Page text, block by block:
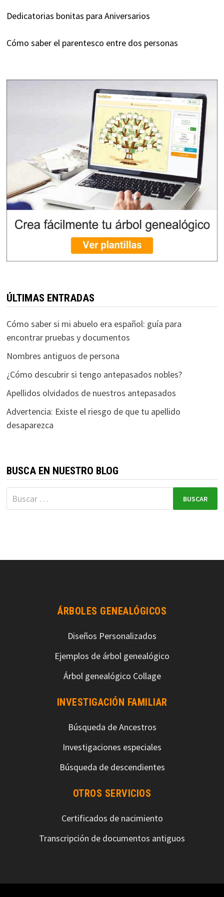
Dedicatorias bonitas para Aniversarios
Cómo saber el parentesco entre dos personas
ÚLTIMAS ENTRADAS
Cómo saber si mi abuelo era español: guía para
encontrar pruebas y documentos
Nombres antiguos de persona
¿Cómo descubrir si tengo antepasados nobles?
Apellidos olvidados de nuestros antepasados
Advertencia: Existe el riesgo de que tu apellido
desaparezca
BUSCA EN NUESTRO BLOG
ÁRBOLES GENEALÓGICOS
Diseños Personalizados
Ejemplos de árbol genealógico
Árbol genealógico Collage
INVESTIGACIÓN FAMILIAR
Búsqueda de Ancestros
Investigaciones especiales
Búsqueda de descendientes
OTROS SERVICIOS
Certificados de nacimiento
Transcripción de documentos antiguos